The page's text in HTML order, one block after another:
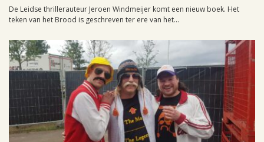
De Leidse thrillerauteur Jeroen Windmeijer komt een nieuw boek. Het
teken van het Brood is geschreven ter ere van het...